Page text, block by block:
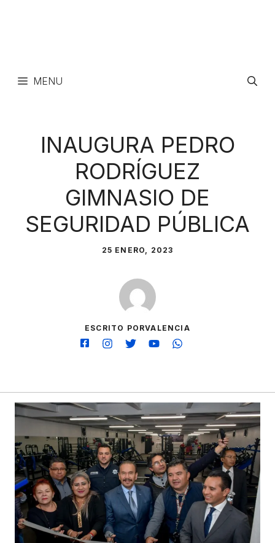
MENU
INAUGURA PEDRO
RODRÍGUEZ
GIMNASIO DE
SEGURIDAD PÚBLICA
25 ENERO, 2023
ESCRITO PORVALENCIA